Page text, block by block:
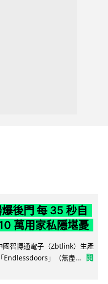
後門 每 35 秒自
萬用家私隱堪憂
智博通電子（Zbtlink）生產
Endlessdoors」（無盡...
閱